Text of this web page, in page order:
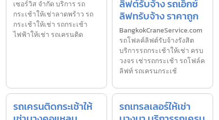
เซอร์วิส จำกัด บริการ รถ
กระเช้าให้เช่าลาดพร้าว รถ
กระเช้าให้เช่า รถกระเช้า
ไฟฟ้าให้เช่า รถเครนติด
ลิฟต์รับจ้าง รถเอ็กซ์
ลิฟทรับจ้าง ราคาถูก
BangkokCraneService.com
รถโฟลค์ลิฟต์รับจ้างรังสิต
บริการรถกระเช้าให้เช่า ครบ
วงจร เช่ารถกระเช้า รถโฟล์ค
ลิฟท์ รถเครนกระเช้
รถเครนติดกระเช้าให้
รถเทรลเลอร์ให้เช่า